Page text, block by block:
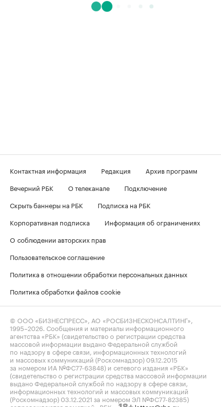
Контактная информация Редакция
Архив программ
Вечерний РБК
О телеканале
Подключение
Скрыть баннеры на РБК
Подписка на РБК
Корпоративная подписка
Информация об ограничениях
О соблюдении авторских прав
Пользовательское соглашение
Политика в отношении обработки персональных данных
Политика обработки файлов cookie
© ООО «БИЗНЕСПРЕСС», АО «РОСБИЗНЕСКОНСАЛТИНГ»,
1995–2026 . Сообщения и материалы информационного
агентства «РБК» (свидетельство о регистрации средства
массовой информации выдано Федеральной службой
по надзору в сфере связи, информационных технологий
и массовых коммуникаций (Роскомнадзор) 09.12.2015
за номером ИА №ФС77-63848) и сетевого издания «РБК»
(свидетельство о регистрации средства массовой информации
выдано Федеральной службой по надзору в сфере связи,
информационных технологий и массовых коммуникаций
(Роскомнадзор) 03.12.2021 за номером ЭЛ №ФС77-82385)